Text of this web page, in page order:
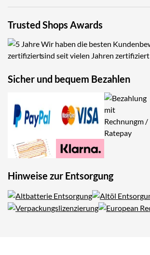
Trusted Shops Awards
Wir haben die besten
sind seit vielen Jahren
Sicher und bequem Bezahlen
Hinweise zur Entsorgung